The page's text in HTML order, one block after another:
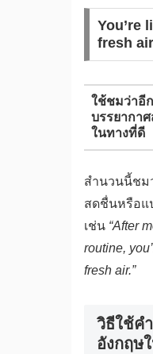
You’re
fresh air
ใช้ชมว่าอี
บรรยากา
ในทางที่ดี
สำนวนนี้ชม
สดชื่นหรือแ
เช่น “After
routine,
fresh air.”
วิธีใช้คํ
อังกฤษ